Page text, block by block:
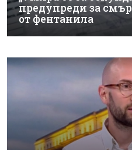
предупреди за
от фентанила